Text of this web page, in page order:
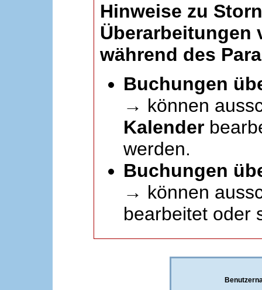
Hinweise zu
Überarbeitungen
während des
Buchungen
→ können
Kalender
werden.
Buchungen
→ können
bearbeitet oder